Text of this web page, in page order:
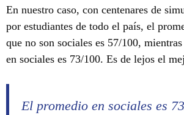
En nuestro caso, con centenares de
por estudiantes de todo el país, el
que no son sociales es 57/100,
en sociales es 73/100. Es de lejos el
El promedio en sociales es